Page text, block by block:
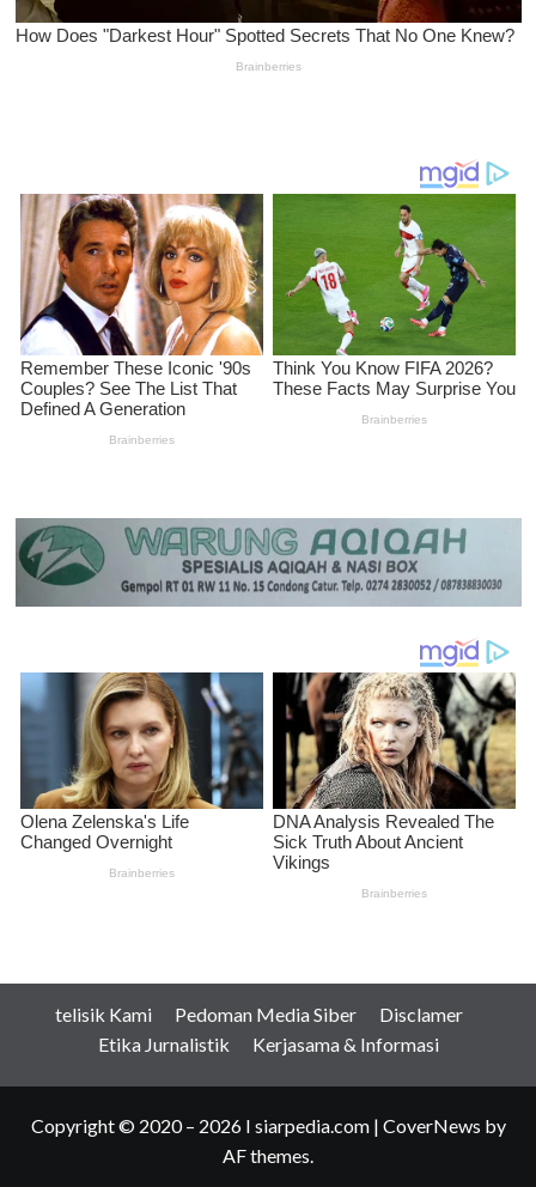
telisik Kami Pedoman Media Siber
Disclamer
Etika Jurnalistik
Kerjasama & Informasi
Copyright © 2020 – 2026 I siarpedia.com | CoverNews by
AF themes.